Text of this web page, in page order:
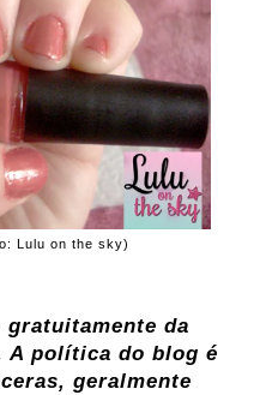
Lulu on the sky)
da
A política do blog é
geralmente